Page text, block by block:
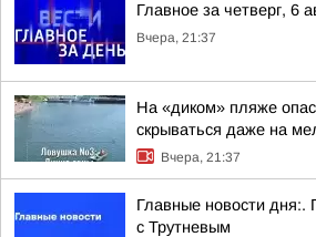
Главное за четверг, 6
Вчера, 21:37
На «диком» пляже
скрываться даже на
Вчера, 21:37
Главные новости дня:.
с Трутневым